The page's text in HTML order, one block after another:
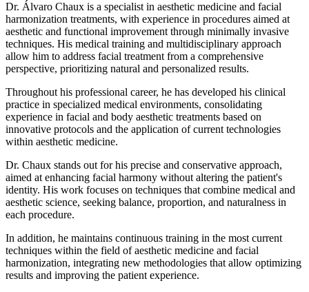
Dr. Álvaro Chaux is a specialist in aesthetic medicine and facial
harmonization treatments, with experience in procedures aimed at
aesthetic and functional improvement through minimally invasive
techniques. His medical training and multidisciplinary approach
allow him to address facial treatment from a comprehensive
perspective, prioritizing natural and personalized results.
Throughout his professional career, he has developed his clinical
practice in specialized medical environments, consolidating
experience in facial and body aesthetic treatments based on
innovative protocols and the application of current technologies
within aesthetic medicine.
Dr. Chaux stands out for his precise and conservative approach,
aimed at enhancing facial harmony without altering the patient's
identity. His work focuses on techniques that combine medical and
aesthetic science, seeking balance, proportion, and naturalness in
each procedure.
In addition, he maintains continuous training in the most current
techniques within the field of aesthetic medicine and facial
harmonization, integrating new methodologies that allow optimizing
results and improving the patient experience.